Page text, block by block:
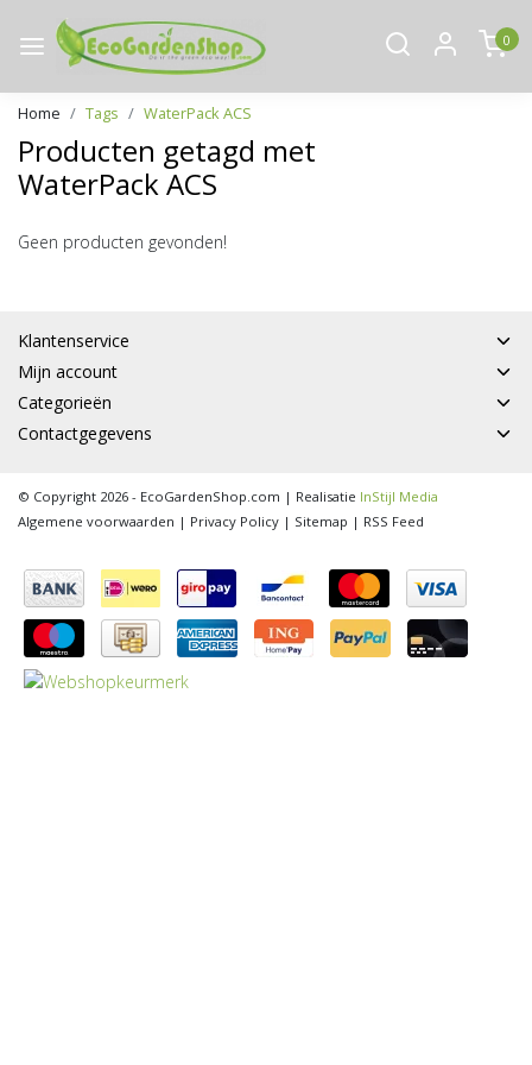
0
Home Tags WaterPack ACS
Producten getagd met
WaterPack ACS
Geen producten gevonden!
Klantenservice
Mijn account
Categorieën
Contactgegevens
© Copyright 2026 - EcoGardenShop.com | Realisatie InStijl Media
Algemene voorwaarden | Privacy Policy | Sitemap | RSS Feed